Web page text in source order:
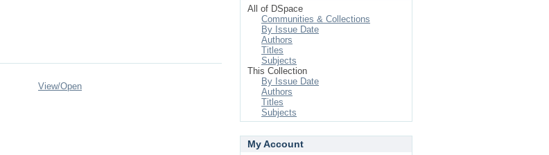
View/Open
All of DSpace
Communities & Collections
By Issue Date
Authors
Titles
Subjects
This Collection
By Issue Date
Authors
Titles
Subjects
My Account